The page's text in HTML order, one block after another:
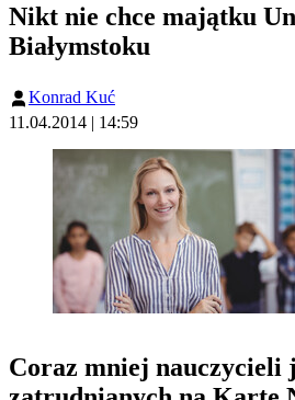
Nikt nie chce majątku
Białymstoku
Konrad Kuć
11.04.2014 | 14:59
Coraz mniej nauczycieli